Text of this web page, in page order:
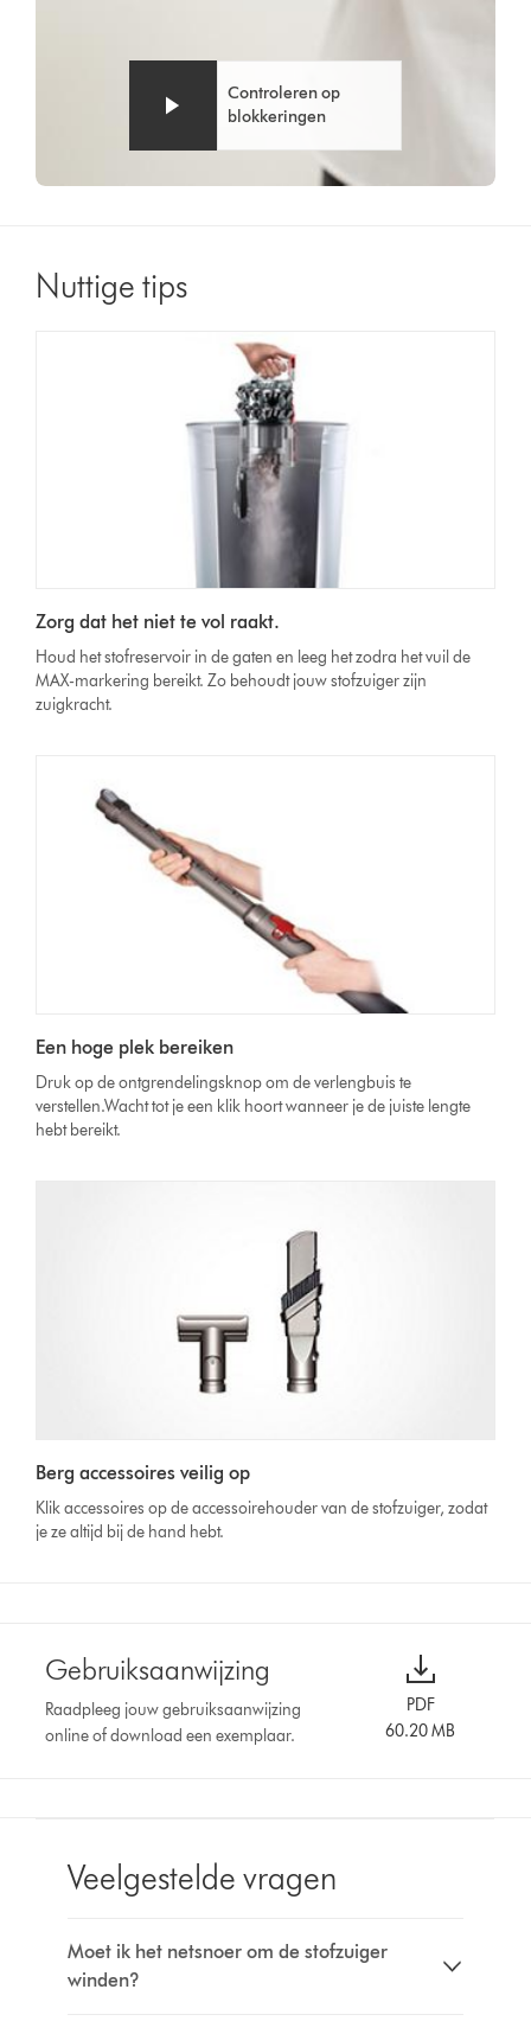
Controleren op
blokkeringen
Nuttige tips
Zorg dat het niet te vol raakt.
Houd het stofreservoir in de gaten en leeg het zodra het vuil de
MAX-markering bereikt. Zo behoudt jouw stofzuiger zijn
zuigkracht.
Een hoge plek bereiken
Druk op de ontgrendelingsknop om de verlengbuis te
verstellen.Wacht tot je een klik hoort wanneer je de juiste lengte
hebt bereikt.
Berg accessoires veilig op
Klik accessoires op de accessoirehouder van de stofzuiger, zodat
je ze altijd bij de hand hebt.
Gebruiksaanwijzing
Raadpleeg jouw gebruiksaanwijzing
online of download een exemplaar.
PDF
60.20 MB
Veelgestelde vragen
Moet ik het netsnoer om de stofzuiger
winden?